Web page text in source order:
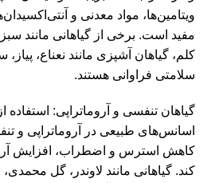
ویتامین‌ها، مواد معدنی و
مفید است. برخی از گیاهانی مانند
کلم، گیاهان آشپزی مانند نعناع،
سلامتی فراوانی هستند.
گیاهان تنفسی و آروماتراپی: استفاده
اسانس‌های طبیعی در آروماتراپی و
کاهش استرس و اضطراب، افزایش
کند. گیاهانی مانند لاوندر، گل